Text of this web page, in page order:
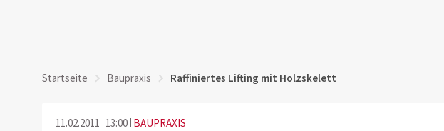
Startseite Baupraxis Raffiniertes Lifting mit Holzskelett
11.02.2011 13:00 BAUPRAXIS